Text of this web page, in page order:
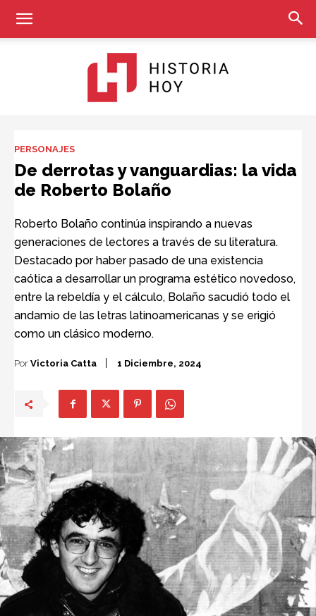
Hoy
PERSONAJES
De derrotas y vanguardias: la vida
de Roberto Bolaño
Roberto Bolaño continúa inspirando a nuevas
generaciones de lectores a través de su literatura.
Destacado por haber pasado de una existencia
caótica a desarrollar un programa estético novedoso,
entre la rebeldía y el cálculo, Bolaño sacudió todo el
andamio de las letras latinoamericanas y se erigió
como un clásico moderno.
Por Victoria Catta 1 Diciembre, 2024